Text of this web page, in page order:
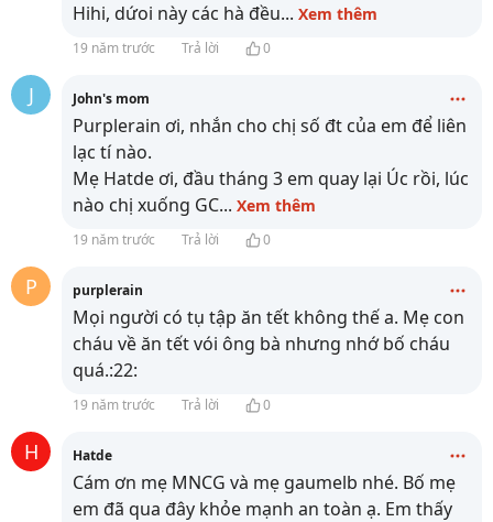
Hihi, dứoi này các hà đều... Xem thêm
19 năm trước Trả lời 0
J John's mom
Purplerain ơi, nhắn cho chị số đt của em để liên
lạc tí nào.
Mẹ Hatde ơi, đầu tháng 3 em quay lại Úc rồi, lúc
nào chị xuống GC... Xem thêm
19 năm trước Trả lời 0
P purplerain
Mọi người có tụ tập ăn tết không thế a. Mẹ con
cháu về ăn tết vói ông bà nhưng nhớ bố cháu
quá.:22:
19 năm trước Trả lời 0
H Hatde
Cám ơn mẹ MNCG và mẹ gaumelb nhé. Bố mẹ
em đã qua đây khỏe mạnh an toàn ạ. Em thấy